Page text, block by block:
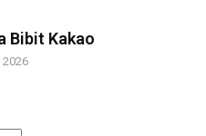
Bibit Kakao